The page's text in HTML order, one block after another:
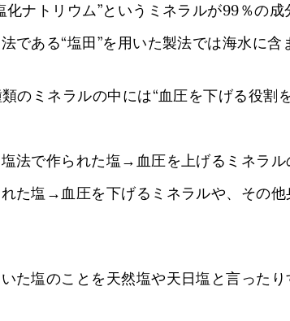
化ナトリウム”というミネラルが99％の成
である“塩田”を用いた製法では海水に
のミネラルの中には“血圧を下げる役割
法で作られた塩→血圧を上げるミネラル
た塩→血圧を下げるミネラルや、その
た塩のことを天然塩や天日塩と言った